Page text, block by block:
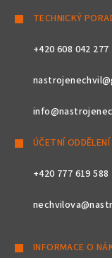
TECHNICKÝ
+420 608 042 277
ÚČETNÍ
+420 777 619 588
INFORMACE O